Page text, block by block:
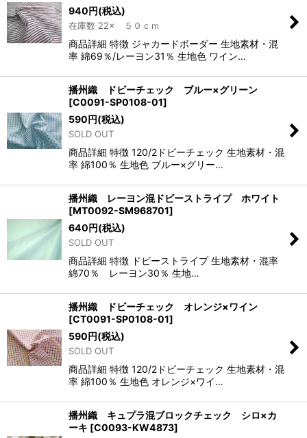
940円(税込)
在庫数 22× ５０ｃｍ
商品詳細 特徴 ジャカードボーダー 生地素材・混
率 綿69％/レーヨン31％ 生地色 ワイン…
播州織 ドビーチェック ブルー×グリーン
[C0091-SP0108-01]
590円(税込)
SOLD OUT
商品詳細 特徴 120/2ドビーチェック 生地素材・混
率 綿100％ 生地色 ブルー×グリー…
播州織 レーヨン混ドビーストライプ ホワイト
[MT0092-SM968701]
640円(税込)
SOLD OUT
商品詳細 特徴 ドビーストライプ 生地素材・混率
綿70％ レーヨン30％ 生地…
播州織 ドビーチェック オレンジ×ワイン
[CT0091-SP0108-01]
590円(税込)
SOLD OUT
商品詳細 特徴 120/2ドビーチェック 生地素材・混
率 綿100％ 生地色 オレンジ×ワイ…
播州織 キュプラ混ブロックチェック シロ×カ
ーキ [C0093-KW4873]